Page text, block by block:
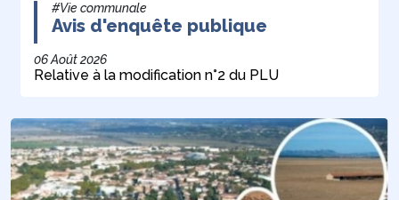
#Vie communale
Avis d'enquête publique
06 Août 2026
Relative à la modification n°2 du PLU